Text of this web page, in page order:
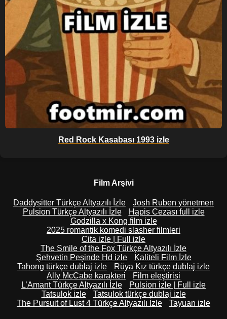
Red Rock Kasabası 1993 izle
Film Arşivi
Daddysitter Türkçe Altyazılı İzle
Josh Ruben yönetmen
Pulsion Türkçe Altyazılı İzle
Hapis Cezası full izle
Godzilla x Kong film izle
2025 romantik komedi slasher filmleri
Cita izle | Full izle
The Smile of the Fox Türkçe Altyazılı İzle
Şehvetin Peşinde Hd izle
Kaliteli Film İzle
Tahong türkçe dublaj izle
Rüya Kız türkçe dublaj izle
Ally McCabe karakteri
Film eleştirisi
L’Amant Türkçe Altyazılı İzle
Pulsion izle | Full izle
Tatsulok izle
Tatsulok türkçe dublaj izle
The Pursuit of Lust 4 Türkçe Altyazılı İzle
Tayuan izle